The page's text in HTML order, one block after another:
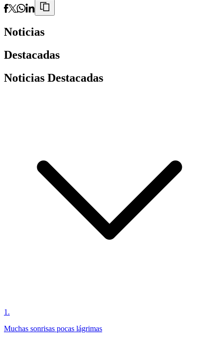
Noticias
Destacadas
Noticias Destacadas
1 .
Muchas sonrisas pocas lágrimas